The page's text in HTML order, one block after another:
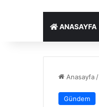
ANASAYFA
Anasayfa /
Gündem